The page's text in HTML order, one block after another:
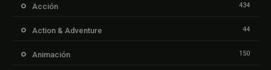
Acción 434
Action & Adventure 44
Animación 150